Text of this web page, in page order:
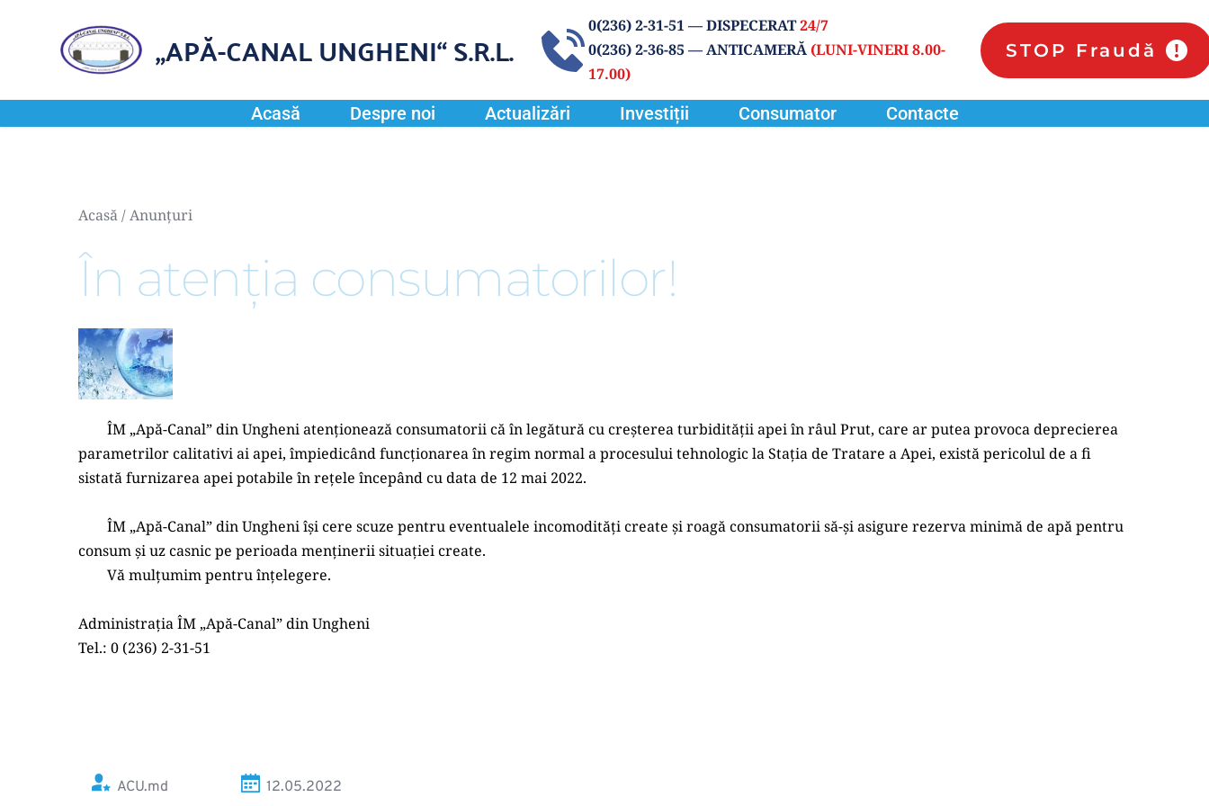
„APĂ-CANAL UNGHENI“ S.R.L. 0(236) 2-31-51 — DISPECERAT 24/7
0(236) 2-36-85 — ANTICAMERĂ (LUNI-VINERI 8.00-
17.00)
STOP Fraudă
Acasă Despre noi Actualizări Investiții Consumator Contacte
Acasă / Anunțuri
În atenția consumatorilor!
parametrilor calitativi ai apei, împiedicând funcționarea în regim normal a procesului tehnologic la Stația de Tratare a Apei, există pericolul de a fi
sistată furnizarea apei potabile în rețele începând cu data de 12 mai 2022.
consum şi uz casnic pe perioada menținerii situației create.
	Vă mulţumim pentru înţelegere.
Administrația ÎM „Apă-Canal” din Ungheni
Tel.: 0 (236) 2-31-51
ACU.md 12.05.2022